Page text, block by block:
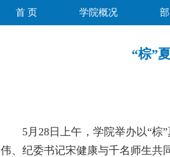
首 页 学院概况
“棕”
5月28日上午，学院举办以“棕
伟、纪委书记宋健康与千名师生共